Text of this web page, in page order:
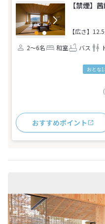
【禁煙】
【広さ】
2～6名
和室 バス
おとな
おすすめポイント